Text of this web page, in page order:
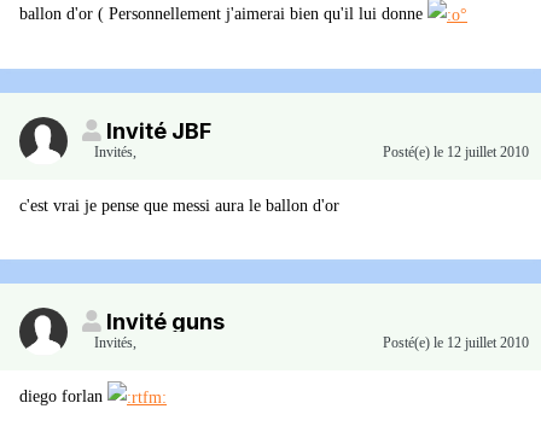
ballon d'or ( Personnellement j'aimerai bien qu'il lui donne
Invité JBF
Invités, Posté(e) le 12 juillet 2010
c'est vrai je pense que messi aura le ballon d'or
Invité guns
Invités, Posté(e) le 12 juillet 2010
diego forlan